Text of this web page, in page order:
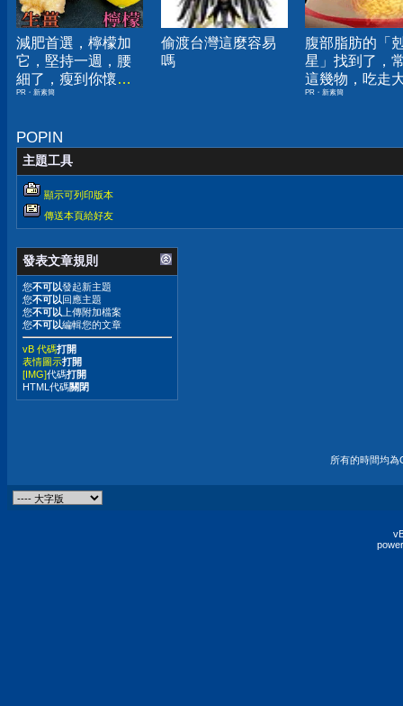
減肥首選，檸檬加
它，堅持一週，腰
細了，瘦到你懷疑
人生
PR・新素簡
偷渡台灣這麼容易
嗎
腹部脂肪的「
星」找到了，
這幾物，吃走
囊，瘦出小蠻
PR・新素簡
POPIN
主題工具
顯示可列印版本
傳送本頁給好友
發表文章規則
您不可以發起新主題
您不可以回應主題
您不可以 上傳附加檔案
您不可以編輯您的文章
vB 代碼打開
表情圖示打開
[IMG]代碼打開
HTML代碼關閉
所有的時間均為